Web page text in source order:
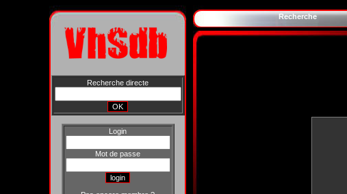
Recherche directe
Login
Mot de passe
Recherche